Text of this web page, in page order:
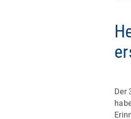
Der